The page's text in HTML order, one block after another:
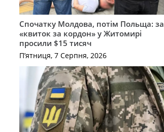
Спочатку Молдова, потім Польща: за
«квиток за кордон» у Житомирі
просили $15 тисяч
П’ятниця, 7 Серпня, 2026